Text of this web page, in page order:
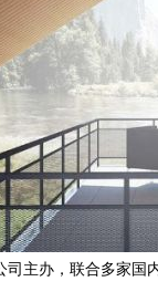
司主办，联合多家国